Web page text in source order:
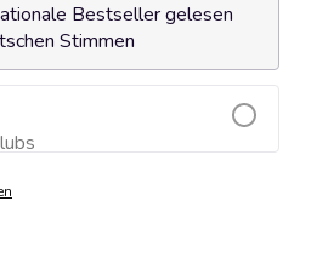
Bestseller gelesen
Stimmen
hinzufügen